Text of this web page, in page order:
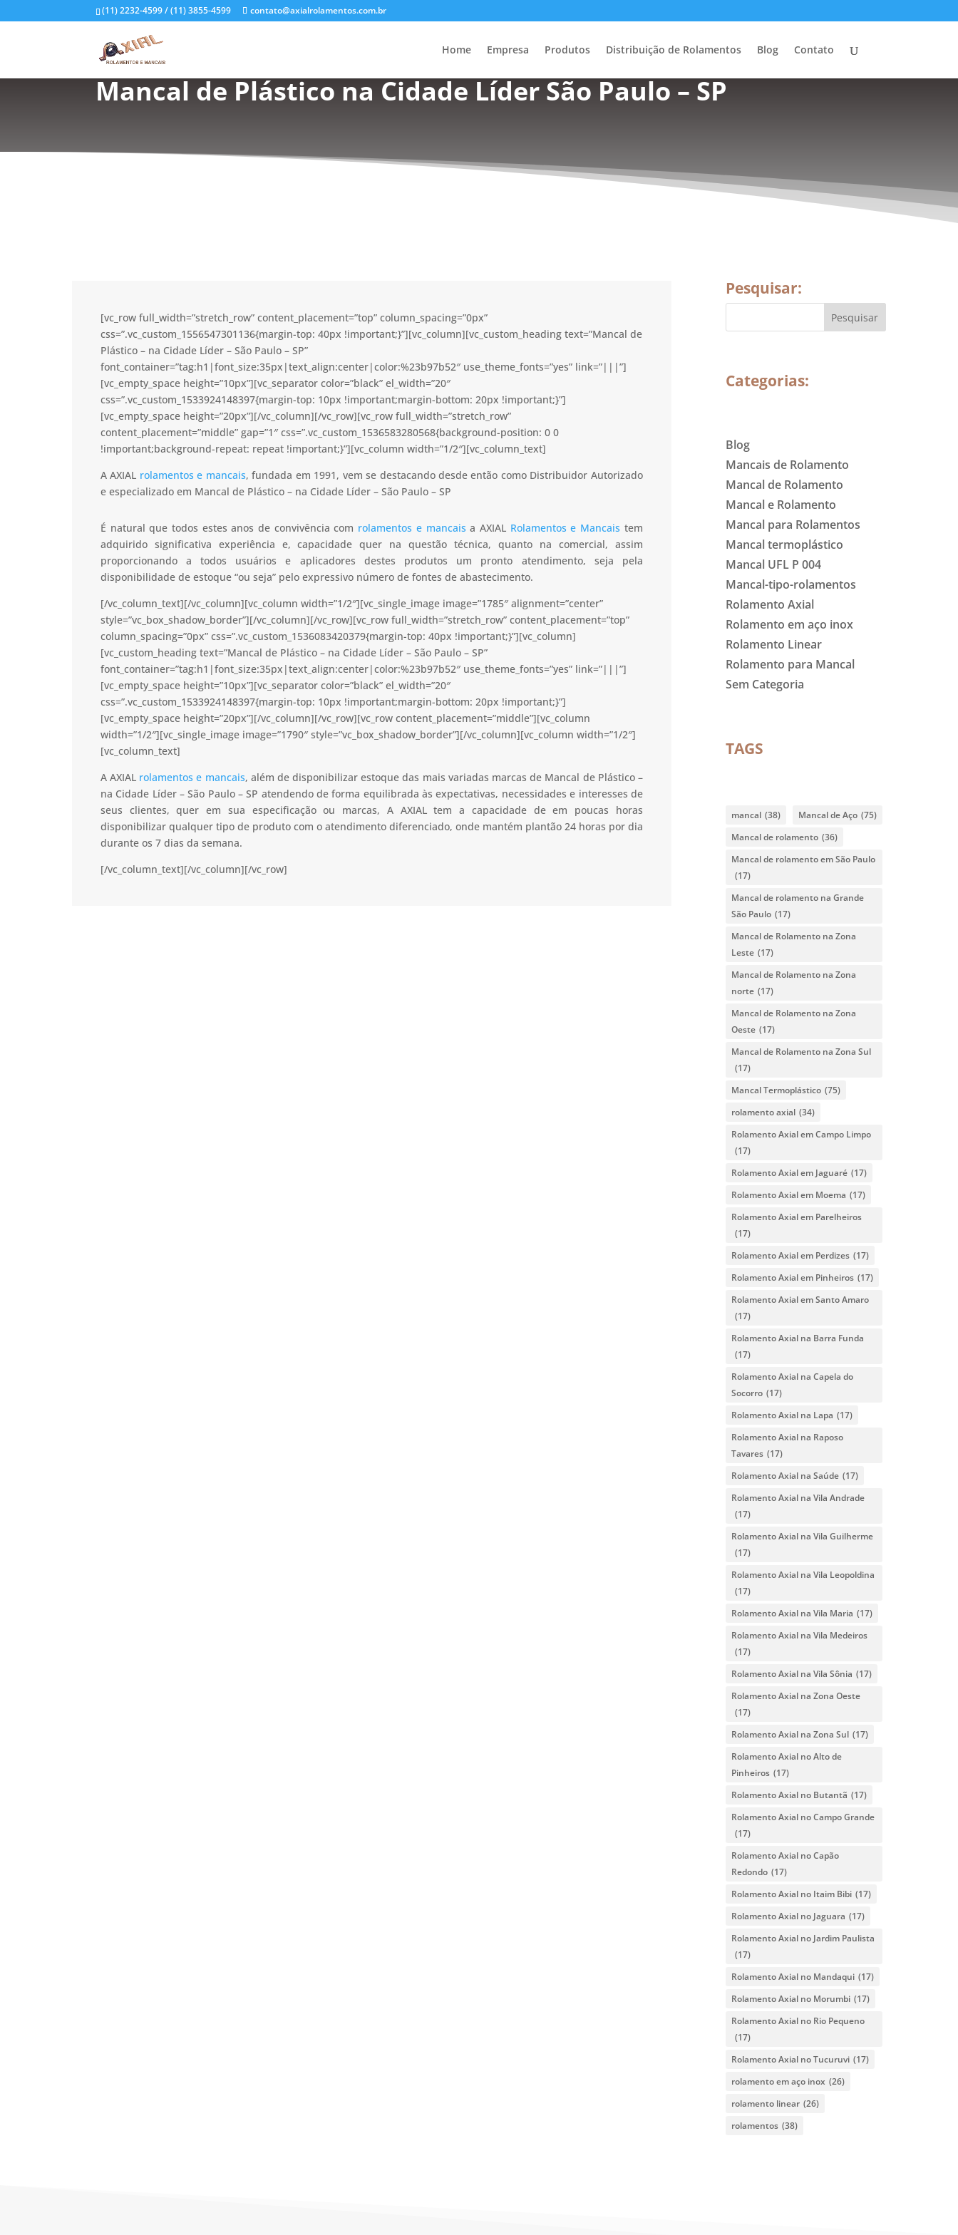
(11) 2232-4599 / (11) 3855-4599 contato@axialrolamentos.com.br
Home Empresa Produtos Distribuição de Rolamentos Blog Contato
Mancal de Plástico na Cidade Líder São Paulo – SP
[vc_row full_width=”stretch_row” content_placement=”top” column_spacing=”0px”
css=”.vc_custom_1556547301136{margin-top: 40px !important;}”][vc_column][vc_custom_heading text=”Mancal de
Plástico – na Cidade Líder – São Paulo – SP”
font_container=”tag:h1|font_size:35px|text_align:center|color:%23b97b52″ use_theme_fonts=”yes” link=”|||”]
[vc_empty_space height=”10px”][vc_separator color=”black” el_width=”20″
css=”.vc_custom_1533924148397{margin-top: 10px !important;margin-bottom: 20px !important;}”]
[vc_empty_space height=”20px”][/vc_column][/vc_row][vc_row full_width=”stretch_row”
content_placement=”middle” gap=”1″ css=”.vc_custom_1536583280568{background-position: 0 0
!important;background-repeat: repeat !important;}”][vc_column width=”1/2″][vc_column_text]
A AXIAL rolamentos e mancais, fundada em 1991, vem se destacando desde então como Distribuidor Autorizado
e especializado em Mancal de Plástico – na Cidade Líder – São Paulo – SP
É natural que todos estes anos de convivência com rolamentos e mancais a AXIAL Rolamentos e Mancais tem
adquirido significativa experiência e, capacidade quer na questão técnica, quanto na comercial, assim
proporcionando a todos usuários e aplicadores destes produtos um pronto atendimento, seja pela
disponibilidade de estoque “ou seja” pelo expressivo número de fontes de abastecimento.
[/vc_column_text][/vc_column][vc_column width=”1/2″][vc_single_image image=”1785″ alignment=”center”
style=”vc_box_shadow_border”][/vc_column][/vc_row][vc_row full_width=”stretch_row” content_placement=”top”
column_spacing=”0px” css=”.vc_custom_1536083420379{margin-top: 40px !important;}”][vc_column]
[vc_custom_heading text=”Mancal de Plástico – na Cidade Líder – São Paulo – SP”
font_container=”tag:h1|font_size:35px|text_align:center|color:%23b97b52″ use_theme_fonts=”yes” link=”|||”]
[vc_empty_space height=”10px”][vc_separator color=”black” el_width=”20″
css=”.vc_custom_1533924148397{margin-top: 10px !important;margin-bottom: 20px !important;}”]
[vc_empty_space height=”20px”][/vc_column][/vc_row][vc_row content_placement=”middle”][vc_column
width=”1/2″][vc_single_image image=”1790″ style=”vc_box_shadow_border”][/vc_column][vc_column width=”1/2″]
[vc_column_text]
A AXIAL rolamentos e mancais, além de disponibilizar estoque das mais variadas marcas de Mancal de Plástico –
na Cidade Líder – São Paulo – SP atendendo de forma equilibrada às expectativas, necessidades e interesses de
seus clientes, quer em sua especificação ou marcas, A AXIAL tem a capacidade de em poucas horas
disponibilizar qualquer tipo de produto com o atendimento diferenciado, onde mantém plantão 24 horas por dia
durante os 7 dias da semana.
[/vc_column_text][/vc_column][/vc_row]
Pesquisar:
Categorias:
Blog
Mancais de Rolamento
Mancal de Rolamento
Mancal e Rolamento
Mancal para Rolamentos
Mancal termoplástico
Mancal UFL P 004
Mancal-tipo-rolamentos
Rolamento Axial
Rolamento em aço inox
Rolamento Linear
Rolamento para Mancal
Sem Categoria
TAGS
mancal (38) Mancal de Aço (75)
Mancal de rolamento (36)
Mancal de rolamento em São Paulo
(17)
Mancal de rolamento na Grande
São Paulo (17)
Mancal de Rolamento na Zona
Leste (17)
Mancal de Rolamento na Zona
norte (17)
Mancal de Rolamento na Zona
Oeste (17)
Mancal de Rolamento na Zona Sul
(17)
Mancal Termoplástico (75)
rolamento axial (34)
Rolamento Axial em Campo Limpo
(17)
Rolamento Axial em Jaguaré (17)
Rolamento Axial em Moema (17)
Rolamento Axial em Parelheiros
(17)
Rolamento Axial em Perdizes (17)
Rolamento Axial em Pinheiros (17)
Rolamento Axial em Santo Amaro
(17)
Rolamento Axial na Barra Funda
(17)
Rolamento Axial na Capela do
Socorro (17)
Rolamento Axial na Lapa (17)
Rolamento Axial na Raposo
Tavares (17)
Rolamento Axial na Saúde (17)
Rolamento Axial na Vila Andrade
(17)
Rolamento Axial na Vila Guilherme
(17)
Rolamento Axial na Vila Leopoldina
(17)
Rolamento Axial na Vila Maria (17)
Rolamento Axial na Vila Medeiros
(17)
Rolamento Axial na Vila Sônia (17)
Rolamento Axial na Zona Oeste
(17)
Rolamento Axial na Zona Sul (17)
Rolamento Axial no Alto de
Pinheiros (17)
Rolamento Axial no Butantã (17)
Rolamento Axial no Campo Grande
(17)
Rolamento Axial no Capão
Redondo (17)
Rolamento Axial no Itaim Bibi (17)
Rolamento Axial no Jaguara (17)
Rolamento Axial no Jardim Paulista
(17)
Rolamento Axial no Mandaqui (17)
Rolamento Axial no Morumbi (17)
Rolamento Axial no Rio Pequeno
(17)
Rolamento Axial no Tucuruvi (17)
rolamento em aço inox (26)
rolamento linear (26)
rolamentos (38)